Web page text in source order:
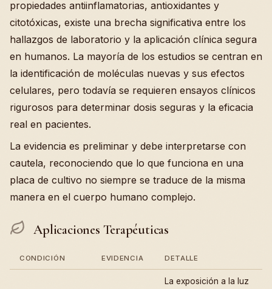
propiedades antiinflamatorias, antioxidantes y
citotóxicas, existe una brecha significativa entre los
hallazgos de laboratorio y la aplicación clínica segura
en humanos. La mayoría de los estudios se centran en
la identificación de moléculas nuevas y sus efectos
celulares, pero todavía se requieren ensayos clínicos
rigurosos para determinar dosis seguras y la eficacia
real en pacientes.
La evidencia es preliminar y debe interpretarse con
cautela, reconociendo que lo que funciona en una
placa de cultivo no siempre se traduce de la misma
manera en el cuerpo humano complejo.
Aplicaciones Terapéuticas
CONDICIÓN EVIDENCIA DETALLE
La exposición a la luz